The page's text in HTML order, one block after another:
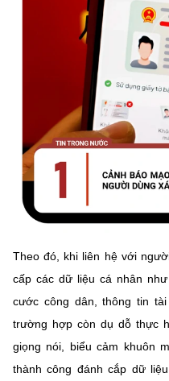
BỘ KHOA
MINISTRY OF
Điều khoản sử dụng Theo dõi
Cơ quan chủ quản: Bộ Khoa
Chịu trách nhiệm nội dung:
Giám đốc Trung tâm Truyền
Địa chỉ: Ban Biên tập Cổng
Email: stc@mst.gov.vn
(Ghi rõ nguồn "https://
website này)
Theo đó, khi liên hệ với
cấp các dữ liệu cá nhân
cước công dân, thông tin
trường hợp còn dụ dỗ thực
giọng nói, biểu cảm khuôn
thành công đánh cắp dữ